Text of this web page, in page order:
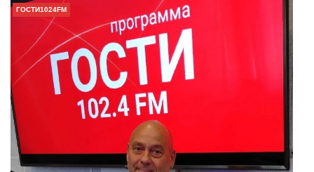
ГОСТИ1024FM